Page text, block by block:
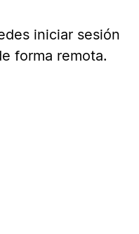
iniciar sesión
forma remota.